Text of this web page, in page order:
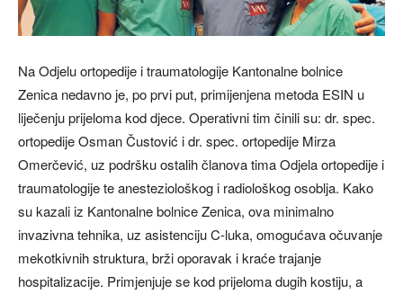
Na Odjelu ortopedije i traumatologije Kantonalne bolnice
Zenica nedavno je, po prvi put, primijenjena metoda ESIN u
liječenju prijeloma kod djece. Operativni tim činili su: dr. spec.
ortopedije Osman Čustović i dr. spec. ortopedije Mirza
Omerčević, uz podršku ostalih članova tima Odjela ortopedije i
traumatologije te anesteziološkog i radiološkog osoblja. Kako
su kazali iz Kantonalne bolnice Zenica, ova minimalno
invazivna tehnika, uz asistenciju C-luka, omogućava očuvanje
mekotkivnih struktura, brži oporavak i kraće trajanje
hospitalizacije. Primjenjuje se kod prijeloma dugih kostiju, a